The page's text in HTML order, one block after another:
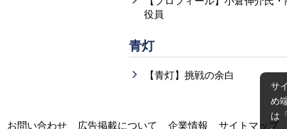
役員
青灯
【青灯】挑戦の余白
サ
め
は
お問い合わせ 広告掲載について 企業情報 サイトマップ